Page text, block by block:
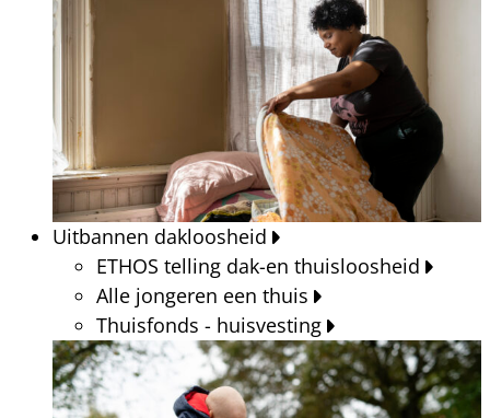
Uitbannen dakloosheid
ETHOS telling dak-en thuisloosheid
Alle jongeren een thuis
Thuisfonds - huisvesting